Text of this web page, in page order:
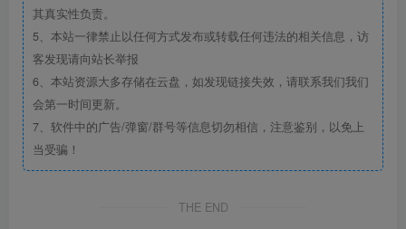
其真实性负责。
5、本站一律禁止以任何方式发布或转载任何违法的相关信息，访
客发现请向站长举报
6、本站资源大多存储在云盘，如发现链接失效，请联系我们我们
会第一时间更新。
7、软件中的广告/弹窗/群号等信息切勿相信，注意鉴别，以免上
当受骗！
THE END